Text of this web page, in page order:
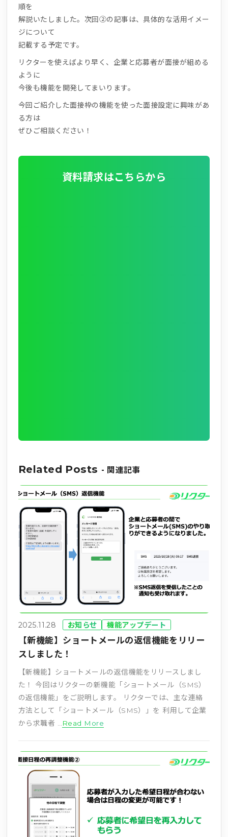
順を
解説いたしました。次回②の記事は、具体的な活用イメー
ジについて
記載する予定です。
リクターを使えばより早く、企業と応募者が面接が組める
ように
今後も機能を開発してまいります。
今回ご紹介した面接枠の機能を使った面接設定に興味があ
る方は
ぜひご相談ください！
資料請求はこちらから
Related Posts - 関連記事
2025.11.28 お知らせ 機能アップデート
【新機能】ショートメールの返信機能をリリー
スしました！
【新機能】ショートメールの返信機能をリリースしまし
た！ 今回はリクターの新機能「ショートメール（SMS）
の返信機能」をご説明します。 リクターでは、主な連絡
方法として「ショートメール（SMS）」を 利用して企業
から求職者 …Read More